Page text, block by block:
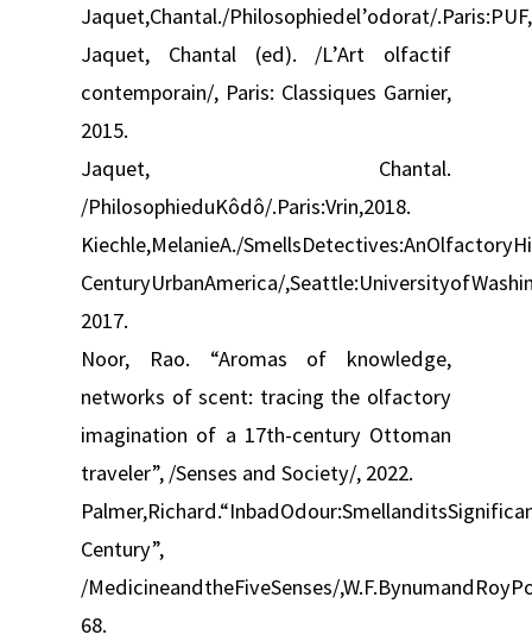
Jaquet,Chantal./Philosophiedel’odorat/
Jaquet, Chantal (ed). /L’Art olfactif
contemporain/, Paris: Classiques Garnier,
2015.
Jaquet, Chantal.
/PhilosophieduKôdô/.Paris:Vrin,2018.
Kiechle,MelanieA./
CenturyUrbanAmerica/
2017.
Noor, Rao. “Aromas of knowledge,
networks of scent: tracing the olfactory
imagination of a 17th-century Ottoman
traveler”, /Senses and Society/, 2022.
Century”,
/MedicineandtheFiveSenses/
68.